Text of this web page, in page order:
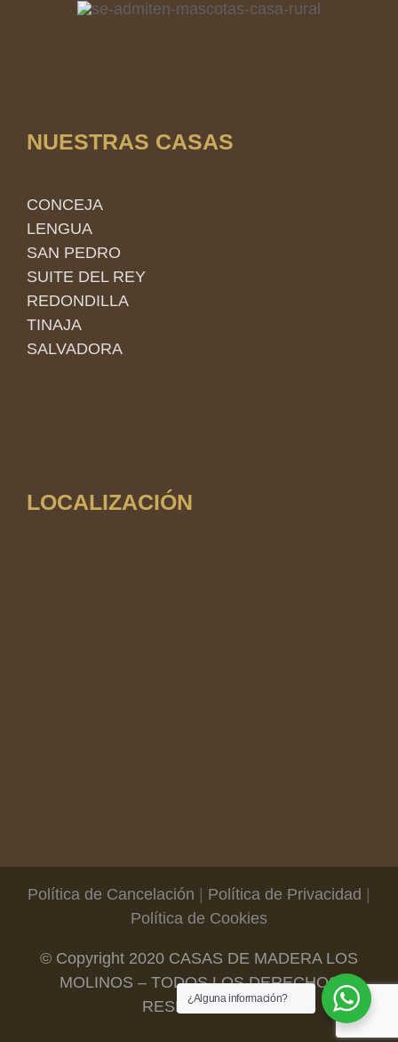
NUESTRAS CASAS
CONCEJA
LENGUA
SAN PEDRO
SUITE DEL REY
REDONDILLA
TINAJA
SALVADORA
LOCALIZACIÓN
Política de Cancelación | Política de Privacidad |
Política de Cookies
© Copyright 2020 CASAS DE MADERA LOS
MOLINOS – TODOS LOS DERECHOS
RESERVADOS.
¿Alguna información?